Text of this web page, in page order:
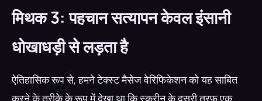
मिथक 3: पहचान सत्यापन केवल इंसानी
धोखाधड़ी से लड़ता है
ऐतिहासिक रूप से, हमने टेक्स्ट मैसेज वेरिफिकेशन को यह साबित
करने के तरीके के रूप में देखा था कि स्क्रीन के दूसरी तरफ एक